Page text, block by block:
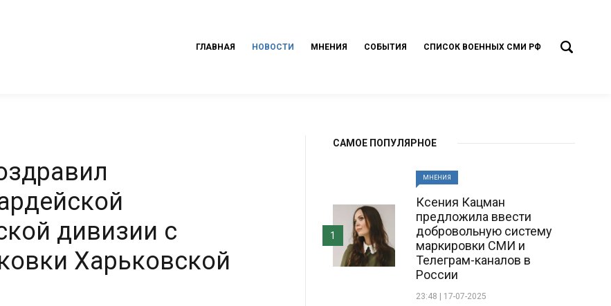
ГЛАВНАЯ НОВОСТИ МНЕНИЯ СОБЫТИЯ СПИСОК ВОЕННЫХ СМИ РФ
дивизии с
Харьковской
САМОЕ ПОПУЛЯРНОЕ
МНЕНИЯ
Ксения Кацман
предложила ввести
добровольную систему
маркировки СМИ и
Телеграм-каналов в
России
23:48 | 17-07-2025
1